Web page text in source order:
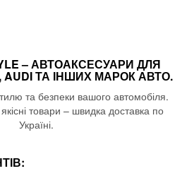
– АВТОАКСЕСУАРИ ДЛЯ
AUDI ТА ІНШИХ МАРОК АВТО.
та безпеки вашого автомобіля.
товари – швидка доставка по
Україні.